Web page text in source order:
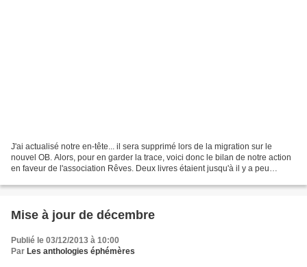
J'ai actualisé notre en-tête... il sera supprimé lors de la migration sur le
nouvel OB. Alors, pour en garder la trace, voici donc le bilan de notre action
en faveur de l'association Rêves. Deux livres étaient jusqu'à il y a peu
Mise à jour de décembre
Publié le 03/12/2013 à 10:00
Par Les anthologies éphémères